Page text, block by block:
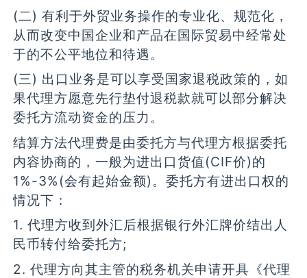
(二) 有利于外贸业务操作的专业化、规范化，
从而改变中国企业和产品在国际贸易中经常处
于的不公平地位和待遇。
(三) 出口业务是可以享受国家退税政策的，如
果代理方愿意先行垫付退税款就可以部分解决
委托方流动资金的压力。
结算方法代理费是由委托方与代理方根据委托
内容协商的，一般为进出口货值(CIF价)的
1%-3%(会有起始金额)。委托方有进出口权的
情况下：
1. 代理方收到外汇后根据银行外汇牌价结出人
民币转付给委托方;
2. 代理方向其主管的税务机关申请开具《代理